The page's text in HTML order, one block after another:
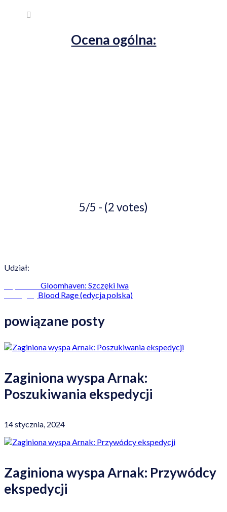
Ocena ogólna:
5/5 - (2 votes)
Udział:
Gloomhaven: Szczęki lwa
Blood Rage (edycja polska)
powiązane posty
Zaginiona wyspa Arnak:
Poszukiwania ekspedycji
14 stycznia, 2024
Zaginiona wyspa Arnak: Przywódcy
ekspedycji